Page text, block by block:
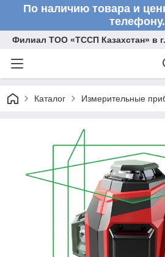
По наличию товара и
телефону.
Филиал ТОО «ТССП Казахстан» в
Каталог Измерительные